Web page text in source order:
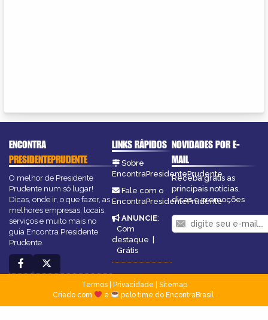
ENCONTRA
PRESIDENTEPRUDENTE
O melhor de Presidente
Prudente num só lugar!
Dicas, onde ir, o que fazer, as
melhores empresas, locais,
serviços e muito mais no
guia Encontra Presidente
Prudente.
LINKS RÁPIDOS
Sobre
EncontraPresidentePrudente
Fale com o
EncontraPresidentePrudente
ANUNCIE:
Com
destaque |
Grátis
NOVIDADES POR E-
MAIL
Receba grátis as
principais notícias,
dicas e promoções
Termos| Privacidade
Sitemap
Criado com
e pelo time do EncontraBrasil